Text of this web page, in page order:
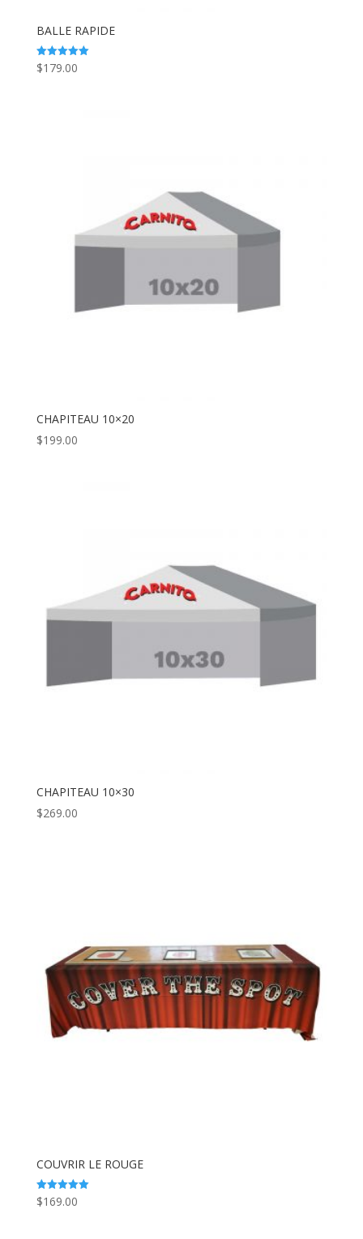
BALLE RAPIDE
Note
5.00
$179.00
CHAPITEAU 10×20
$199.00
CHAPITEAU 10×30
$269.00
COUVRIR LE ROUGE
Note
5.00
$169.00